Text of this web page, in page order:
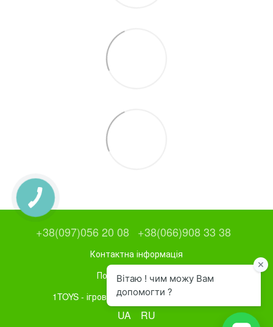
+38(097)056 20 08 +38(066)908 33 38
Контактна інформація
Повна версія сайту
1TOYS - ігрове та спортивне обладнання
UA RU